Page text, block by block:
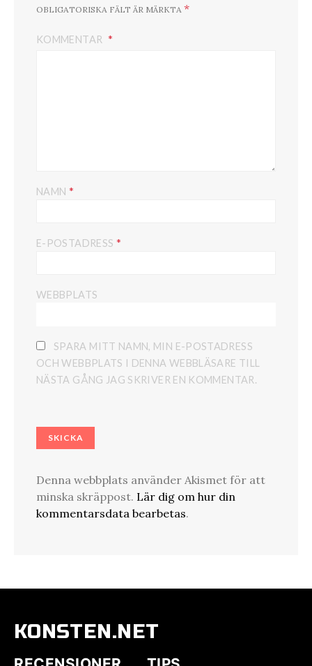
OBLIGATORISKA FÄLT ÄR MÄRKTA *
KOMMENTAR
NAMN *
E-POSTADRESS *
WEBBPLATS
SPARA MITT NAMN, MIN E-POSTADRESS
OCH WEBBPLATS I DENNA WEBBLÄSARE TILL
NÄSTA GÅNG JAG SKRIVER EN KOMMENTAR.
Denna webbplats använder Akismet för att
minska skräppost. Lär dig om hur din
kommentarsdata bearbetas.
KONSTEN.NET